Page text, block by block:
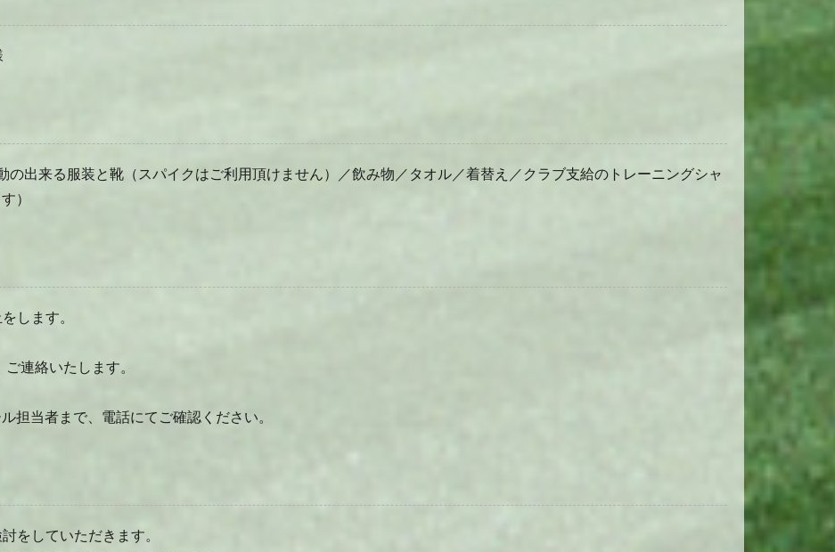
の出来る服装と靴（スパイクはご利用頂けません）／飲み物／タオル／着替え／クラブ支給のトレーニングシャ
）
します。
連絡いたします。
担当者まで、電話にてご確認ください。
をしていただきます。